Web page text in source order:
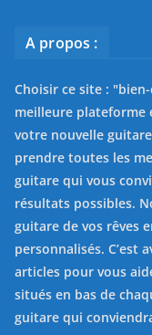
A propos :
Choisir ce site : "
meilleure plateforme
votre nouvelle
prendre toutes les
guitare qui vous
résultats possibles.
guitare de vos rêves
personnalisés. C’est
articles pour vous
situés en bas de
guitare qui